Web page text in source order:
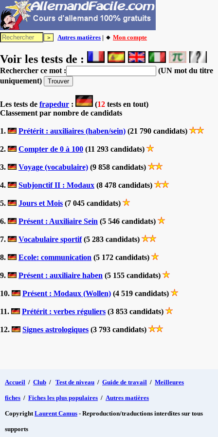
Autres matières | 🔸 Mon compte
Voir les tests de :
Rechercher ce mot :
(UN mot du titre
uniquement)
Les tests de frapedur : (12 tests en tout)
Classement par nombre de candidats
1. Prétérit : auxiliaires (haben/sein) (21 790 candidats)
2. Compter de 0 à 100 (11 293 candidats)
3. Voyage (vocabulaire) (9 858 candidats)
4. Subjonctif II : Modaux (8 478 candidats)
5. Jours et Mois (7 045 candidats)
6. Présent : Auxiliaire Sein (5 546 candidats)
7. Vocabulaire sportif(5 283 candidats)
8. Ecole: communication (5 172 candidats)
9. Présent : auxiliaire haben (5 155 candidats)
10. Présent : Modaux (Wollen) (4 519 candidats)
11. Prétérit : verbes réguliers (3 853 candidats)
12. Signes astrologiques (3 793 candidats)
Accueil / Club / Test de niveau / Guide de travail / Meilleures
fiches / Fiches les plus populaires / Autres matières
CopyrightLaurent Camus - Reproduction/traductions interdites sur tous
supports